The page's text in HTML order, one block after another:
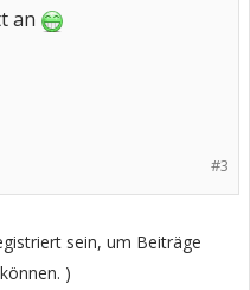
an
#3
sein, um Beiträge
)